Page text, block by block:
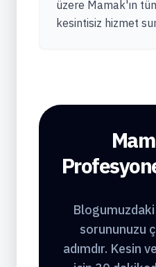
üzere Mamak'ın
kesintisiz hizmet
sorununuzu
adımdır. Kesin